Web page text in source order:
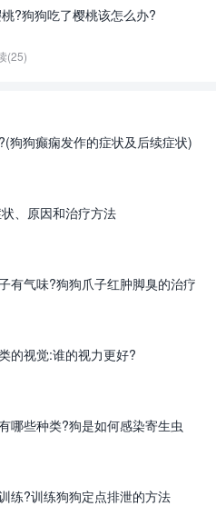
?狗狗吃了樱桃该怎么办?
(25)
狗狗癫痫发作的症状及后续症状)
、原因和治疗方法
有气味?狗狗爪子红肿脚臭的治疗
的视觉:谁的视力更好?
哪些种类?狗是如何感染寄生虫
练?训练狗狗定点排泄的方法